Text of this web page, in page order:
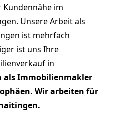
im
Unsere Arbeit als
ist mehrfach
ist uns Ihre
in
als Immobilienmakler
Wir arbeiten für